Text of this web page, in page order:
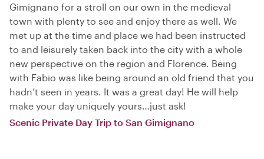
Gimignano for a stroll on our own in the medieval
town with plenty to see and enjoy there as well. We
met up at the time and place we had been instructed
to and leisurely taken back into the city with a whole
new perspective on the region and Florence. Being
with Fabio was like being around an old friend that you
hadn’t seen in years. It was a great day! He will help
make your day uniquely yours…just ask!
Scenic Private Day Trip to San Gimignano